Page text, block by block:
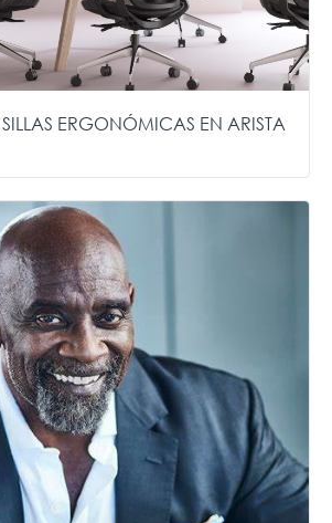
ERGONÓMICAS EN ARISTA